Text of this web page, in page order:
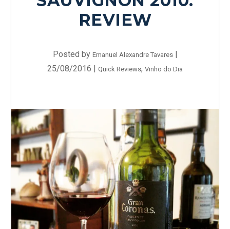
REVIEW
Posted by Emanuel Alexandre Tavares|
25/08/2016 | Quick Reviews, Vinho do Dia